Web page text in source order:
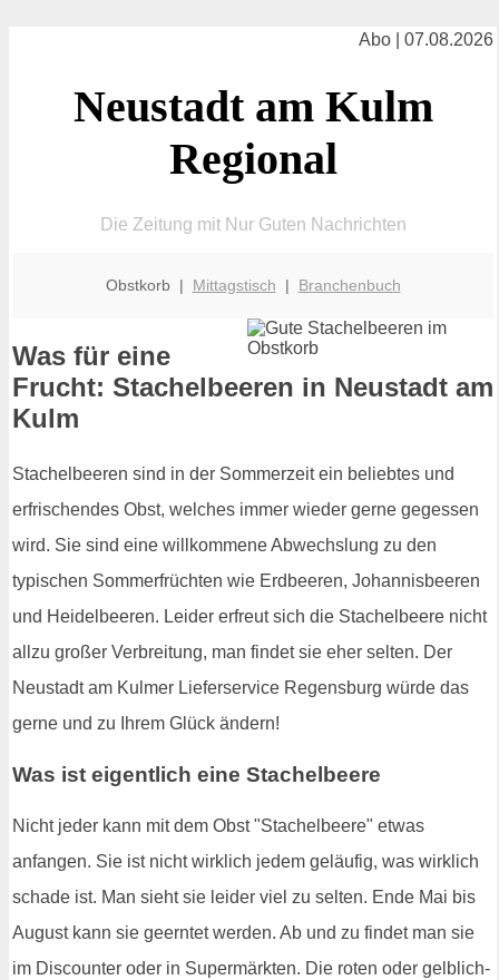
Abo | 07.08.2026
Neustadt am Kulm
Regional
Die Zeitung mit Nur Guten Nachrichten
Obstkorb | Mittagstisch | Branchenbuch
Was für eine
Frucht: Stachelbeeren in Neustadt am
Kulm
Stachelbeeren sind in der Sommerzeit ein beliebtes und
erfrischendes Obst, welches immer wieder gerne gegessen
wird. Sie sind eine willkommene Abwechslung zu den
typischen Sommerfrüchten wie Erdbeeren, Johannisbeeren
und Heidelbeeren. Leider erfreut sich die Stachelbeere nicht
allzu großer Verbreitung, man findet sie eher selten. Der
Neustadt am Kulmer Lieferservice Regensburg würde das
gerne und zu Ihrem Glück ändern!
Was ist eigentlich eine Stachelbeere
Nicht jeder kann mit dem Obst "Stachelbeere" etwas
anfangen. Sie ist nicht wirklich jedem geläufig, was wirklich
schade ist. Man sieht sie leider viel zu selten. Ende Mai bis
August kann sie geerntet werden. Ab und zu findet man sie
im Discounter oder in Supermärkten. Die roten oder gelblich-